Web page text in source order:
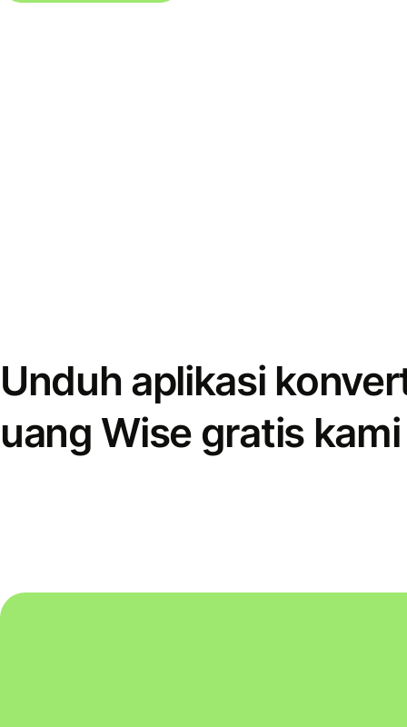
Unduh aplikasi
uang Wise gratis kami